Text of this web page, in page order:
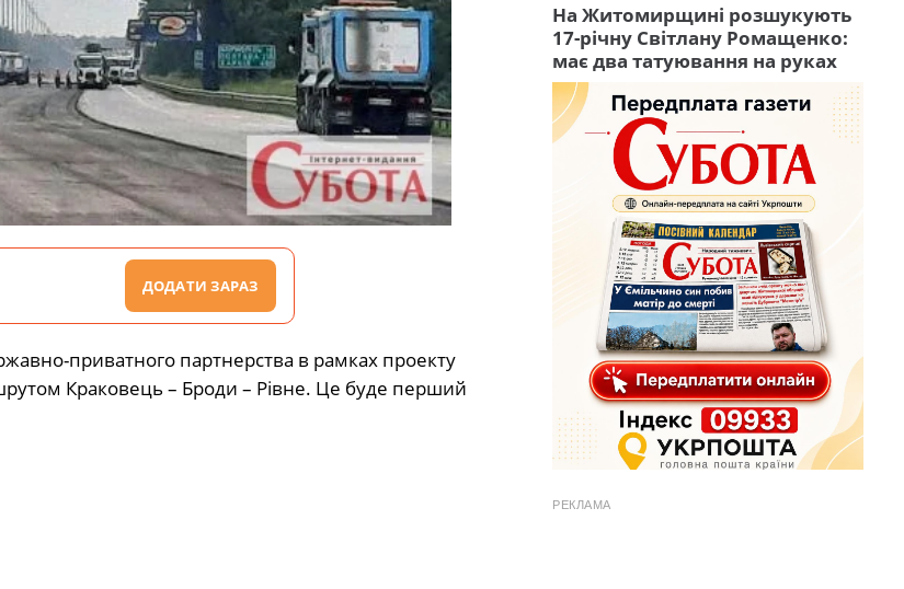
ДОДАТИ ЗАРАЗ
приватного партнерства в рамках проекту
Краковець – Броди – Рівне. Це буде перший
На Житомирщині розшукують
17-річну Світлану Ромащенко:
має два татуювання на руках
РЕКЛАМА